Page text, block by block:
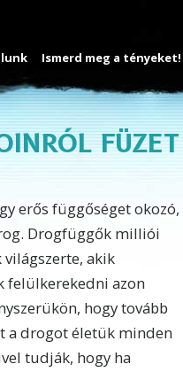
Ismerd meg a tényeket!
FÜZET
erős függőséget okozó,
Drogfüggők milliói
világszerte, akik
felülkerekedni azon
hogy tovább
a drogot életük minden
tudják, hogy ha